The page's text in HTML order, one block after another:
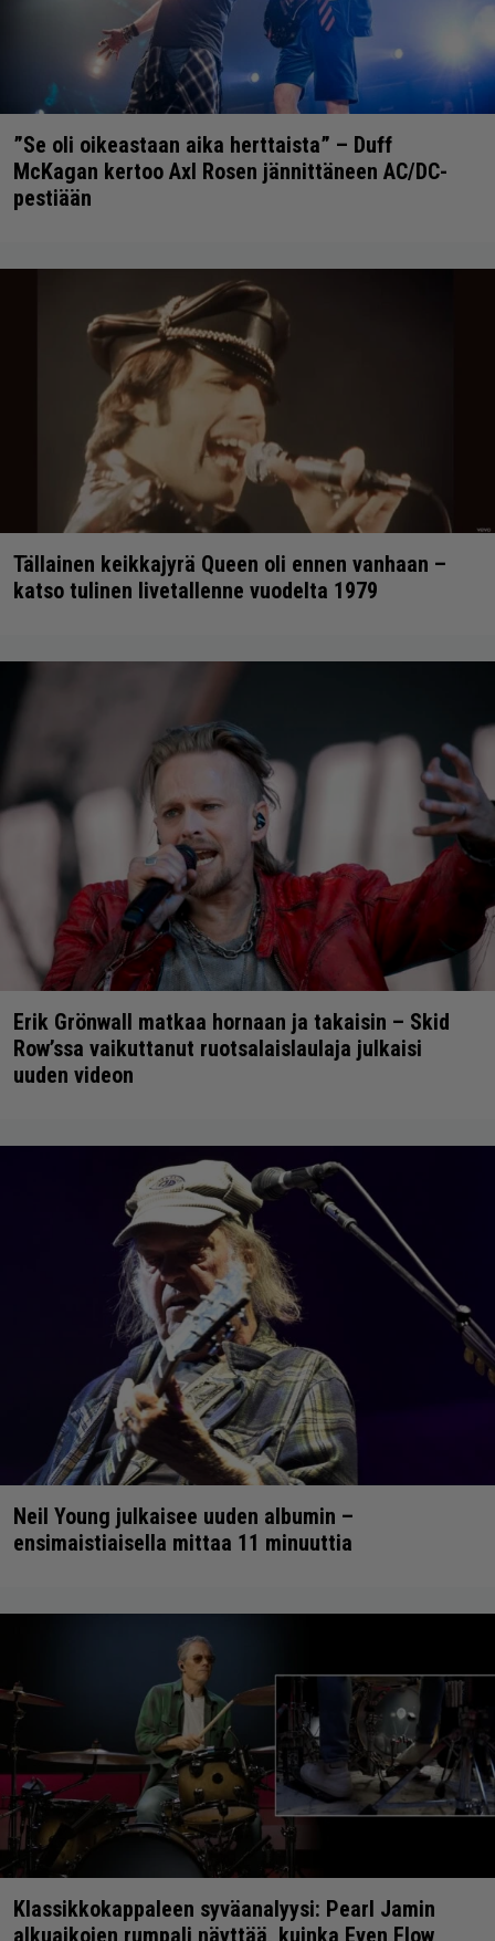
”Se oli oikeastaan aika herttaista” – Duff
McKagan kertoo Axl Rosen jännittäneen AC/DC-
pestiään
Tällainen keikkajyrä Queen oli ennen vanhaan –
katso tulinen livetallenne vuodelta 1979
Erik Grönwall matkaa hornaan ja takaisin – Skid
Row’ssa vaikuttanut ruotsalaislaulaja julkaisi
uuden videon
Neil Young julkaisee uuden albumin –
ensimaistiaisella mittaa 11 minuuttia
Klassikkokappaleen syväanalyysi: Pearl Jamin
alkuaikojen rumpali näyttää, kuinka Even Flow